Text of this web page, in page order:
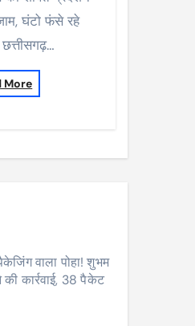
घंटो फंसे रहे
छत्तीसगढ़…
More
वाला पोहा! शुभम
की कार्रवाई, 38 पैकेट